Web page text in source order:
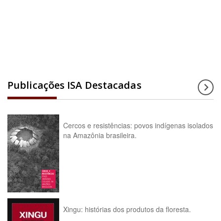
Publicações ISA Destacadas
Cercos e resistências: povos indígenas isolados
na Amazônia brasileira.
Xingu: histórias dos produtos da floresta.